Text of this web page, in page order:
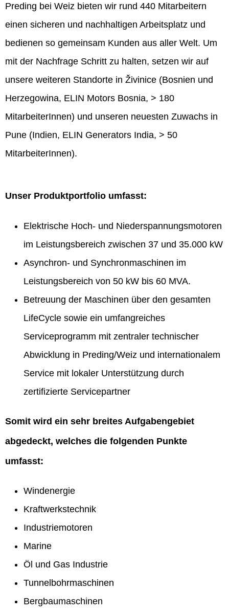
Preding bei Weiz bieten wir rund 440 Mitarbeitern
einen sicheren und nachhaltigen Arbeitsplatz und
bedienen so gemeinsam Kunden aus aller Welt. Um
mit der Nachfrage Schritt zu halten, setzen wir auf
unsere weiteren Standorte in Živinice (Bosnien und
Herzegowina, ELIN Motors Bosnia, > 180
MitarbeiterInnen) und unseren neuesten Zuwachs in
Pune (Indien, ELIN Generators India, > 50
MitarbeiterInnen).
Unser Produktportfolio umfasst:
Elektrische Hoch- und Niederspannungsmotoren
im Leistungsbereich zwischen 37 und 35.000 kW
Asynchron- und Synchronmaschinen im
Leistungsbereich von 50 kW bis 60 MVA.
Betreuung der Maschinen über den gesamten
LifeCycle sowie ein umfangreiches
Serviceprogramm mit zentraler technischer
Abwicklung in Preding/Weiz und internationalem
Service mit lokaler Unterstützung durch
zertifizierte Servicepartner
Somit wird ein sehr breites Aufgabengebiet
abgedeckt, welches die folgenden Punkte
umfasst:
Windenergie
Kraftwerkstechnik
Industriemotoren
Marine
Öl und Gas Industrie
Tunnelbohrmaschinen
Bergbaumaschinen